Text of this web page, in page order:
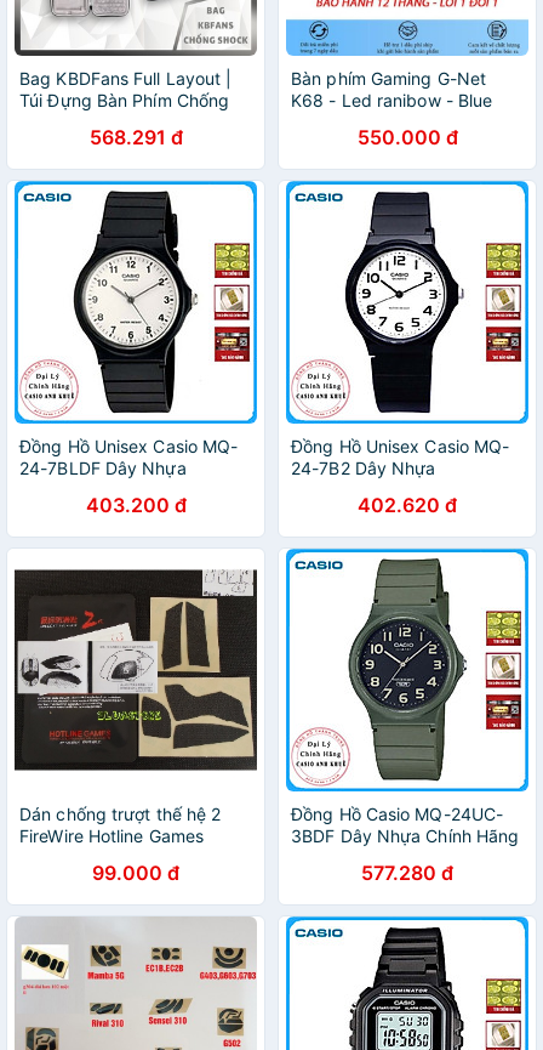
Bag KBDFans Full Layout |
Túi Đựng Bàn Phím Chống
Nước | Lót Nhung | Cặp
Đựng Phím | VCK
568.291 đ
Bàn phím Gaming G-Net
K68 - Led ranibow - Blue
Màu đen - Bảo hành 12
tháng
550.000 đ
Đồng Hồ Unisex Casio MQ-
24-7BLDF Dây Nhựa
403.200 đ
Đồng Hồ Unisex Casio MQ-
24-7B2 Dây Nhựa
402.620 đ
Dán chống trượt thế hệ 2
FireWire Hotline Games
G403 G603 G703 G502
G903 G Pro Wireless
99.000 đ
Đồng Hồ Casio MQ-24UC-
3BDF Dây Nhựa Chính Hãng
577.280 đ